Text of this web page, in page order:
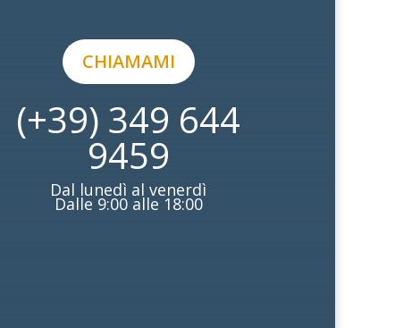
CHIAMAMI
(+39) 349 644
9459
Dal lunedì al venerdì
Dalle 9:00 alle 18:00